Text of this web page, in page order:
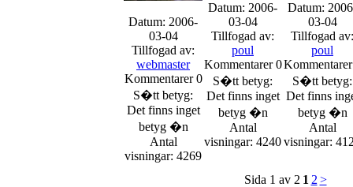
Datum: 2006-
03-04
Tillfogad av:
webmaster
Kommentarer 0
S�tt betyg:
Det finns inget
betyg �n
Antal
visningar: 4269
Datum: 2006-
03-04
Tillfogad av:
poul
Kommentarer 0
S�tt betyg:
Det finns inget
betyg �n
Antal
visningar: 4240
Datum:
03-04
Tillfogad av:
poul
S�tt betyg:
Det finns
betyg �n
Antal
visningar:
Sida 1 av 2 1 2 >